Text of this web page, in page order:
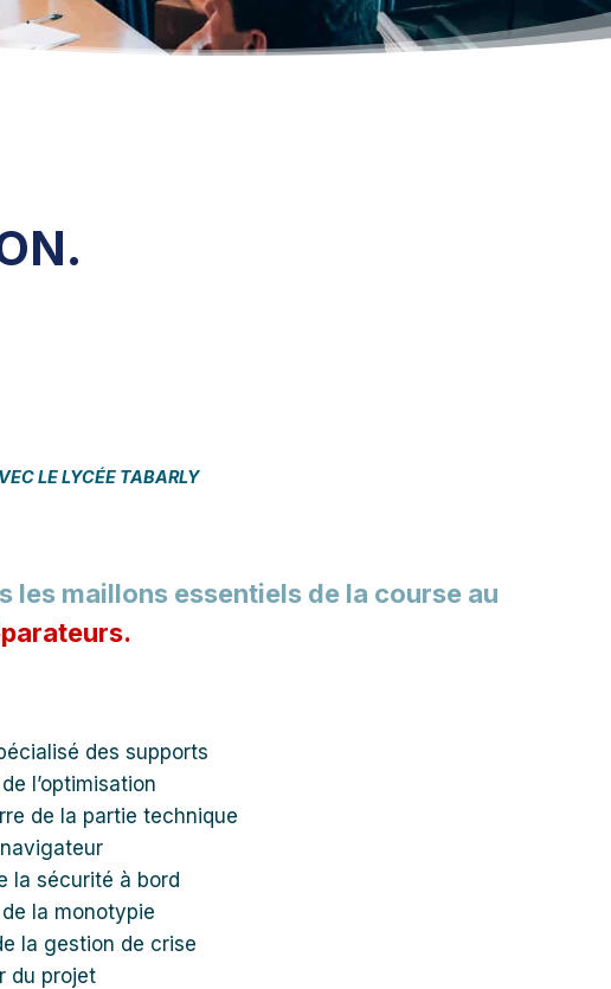
LE LYCÉE TABARLY
les maillons essentiels de la course au
des supports
l’optimisation
de la partie technique
la sécurité à bord
la monotypie
la gestion de crise
du projet